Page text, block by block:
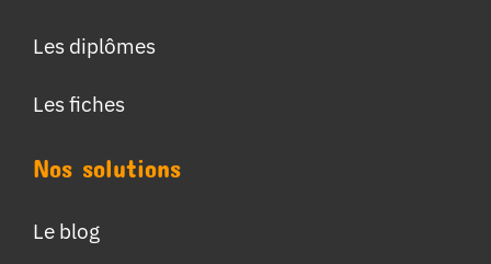
Les diplômes
Les fiches
Nos solutions
Le blog